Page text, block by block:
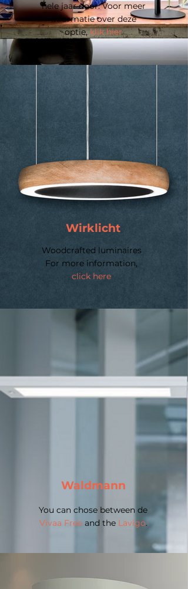
hele jaar door. Voor meer
informatie over deze
optie, klik hier
Wirklicht
Woodcrafted luminaires
For more information,
click here
Waldmann
You can chose between de
Vivaa Freeand the Lavigo.